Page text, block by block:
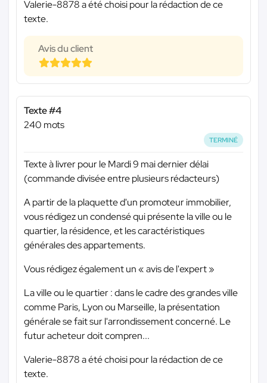
Valerie-8878 a été choisi pour la rédaction de ce
texte.
Avis du client
Texte #4
240 mots
TERMINÉ
Texte à livrer pour le Mardi 9 mai dernier délai
(commande divisée entre plusieurs rédacteurs)
A partir de la plaquette d'un promoteur immobilier,
vous rédigez un condensé qui présente la ville ou le
quartier, la résidence, et les caractéristiques
générales des appartements.
Vous rédigez également un « avis de l'expert »
La ville ou le quartier : dans le cadre des grandes ville
comme Paris, Lyon ou Marseille, la présentation
générale se fait sur l'arrondissement concerné. Le
futur acheteur doit compren...
Valerie-8878 a été choisi pour la rédaction de ce
texte.